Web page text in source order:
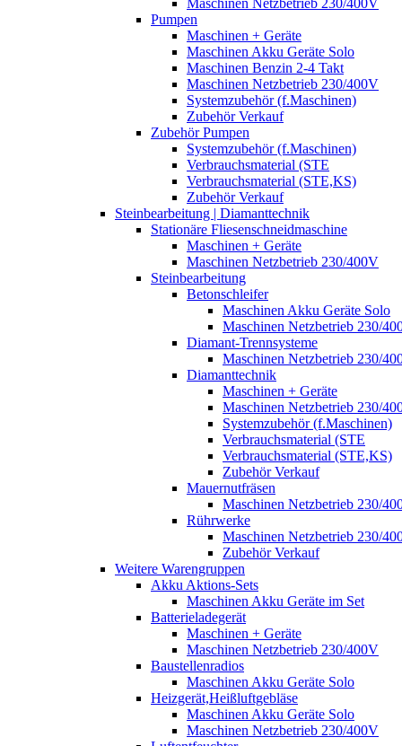
Maschinen Netzbetrieb 230/400V
Pumpen
Maschinen + Geräte
Maschinen Akku Geräte Solo
Maschinen Benzin 2-4 Takt
Maschinen Netzbetrieb 230/400V
Systemzubehör (f.Maschinen)
Zubehör Verkauf
Zubehör Pumpen
Systemzubehör (f.Maschinen)
Verbrauchsmaterial (STE
Verbrauchsmaterial (STE,KS)
Zubehör Verkauf
Steinbearbeitung | Diamanttechnik
Stationäre Fliesenschneidmaschine
Maschinen + Geräte
Maschinen Netzbetrieb 230/400V
Steinbearbeitung
Betonschleifer
Maschinen Akku Geräte Solo
Maschinen Netzbetrieb 230/
Diamant-Trennsysteme
Maschinen Netzbetrieb 230/
Diamanttechnik
Maschinen + Geräte
Maschinen Netzbetrieb 230/
Systemzubehör (f.Maschinen)
Verbrauchsmaterial (STE
Verbrauchsmaterial (STE,KS)
Zubehör Verkauf
Mauernutfräsen
Maschinen Netzbetrieb 230/
Rührwerke
Maschinen Netzbetrieb 230/
Zubehör Verkauf
Weitere Warengruppen
Akku Aktions-Sets
Maschinen Akku Geräte im Set
Batterieladegerät
Maschinen + Geräte
Maschinen Netzbetrieb 230/400V
Baustellenradios
Maschinen Akku Geräte Solo
Heizgerät,Heißluftgebläse
Maschinen Akku Geräte Solo
Maschinen Netzbetrieb 230/400V